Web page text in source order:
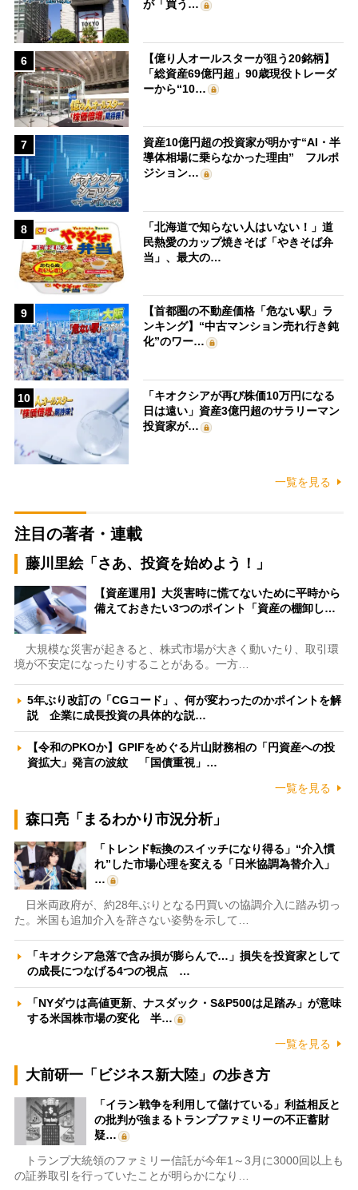
が「買う…
6
【億り人オールスターが狙う20銘柄】
「総資産69億円超」90歳現役トレーダ
ーから“10…
7
資産10億円超の投資家が明かす“AI・半
導体相場に乗らなかった理由” フルポ
ジション…
8
「北海道で知らない人はいない！」道
民熱愛のカップ焼きそば「やきそば弁
当」、最大の…
9
【首都圏の不動産価格「危ない駅」ラ
ンキング】“中古マンション売れ行き鈍
化”のワー…
10
「キオクシアが再び株価10万円になる
日は遠い」資産3億円超のサラリーマン
投資家が…
一覧を見る
注目の著者・連載
藤川里絵「さあ、投資を始めよう！」
【資産運用】大災害時に慌てないために平時から
備えておきたい3つのポイント「資産の棚卸し…
大規模な災害が起きると、株式市場が大きく動いたり、取引環
境が不安定になったりすることがある。一方…
5年ぶり改訂の「CGコード」、何が変わったのかポイントを解
説 企業に成長投資の具体的な説…
【令和のPKOか】GPIFをめぐる片山財務相の「円資産への投
資拡大」発言の波紋 「国債重視」…
一覧を見る
森口亮「まるわかり市況分析」
「トレンド転換のスイッチになり得る」“介入慣
れ”した市場心理を変える「日米協調為替介入」
…
日米両政府が、約28年ぶりとなる円買いの協調介入に踏み切っ
た。米国も追加介入を辞さない姿勢を示して…
「キオクシア急落で含み損が膨らんで…」損失を投資家として
の成長につなげる4つの視点 …
「NYダウは高値更新、ナスダック・S&P500は足踏み」が意味
する米国株市場の変化 半…
一覧を見る
大前研一「ビジネス新大陸」の歩き方
「イラン戦争を利用して儲けている」利益相反と
の批判が強まるトランプファミリーの不正蓄財
疑…
トランプ大統領のファミリー信託が今年1～3月に3000回以上も
の証券取引を行っていたことが明らかになり…